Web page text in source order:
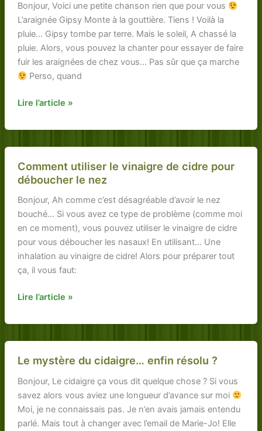
ses
ados
(Ça
marche
aussi
pour
papa
))
Bonjour, Voici une petite chanson rien que pour vous
L’araignée Gipsy Monte à la gouttière. Tiens ! Voilà la
pluie… Gipsy tombe par terre. Mais le soleil, A chassé la
pluie. Alors, vous pouvez la chanter pour essayer de faire
fuir les araignées de chez vous… Pas sûr que ça marche
Perso, quand
Si
n’aimez
pas
araignées,
voici
un
répulsif
naturel…
Lire l’article »
Comment utiliser le vinaigre de cidre pour
déboucher le nez
Bonjour, Ah comme c’est désagréable d’avoir le nez
bouché… Si vous avez ce type de problème (comme moi
en ce moment), vous pouvez utiliser le vinaigre de cidre
pour vous déboucher les nasaux! En utilisant… Une
inhalation au vinaigre de cidre! Alors pour préparer tout
ça, il vous faut:
Comment
le
vinaigre
cidre
pour
déboucher
le
nez
Lire l’article »
Le mystère du cidaigre… enfin résolu ?
Bonjour, Le cidaigre ça vous dit quelque chose ? Si vous
savez alors vous aviez une longueur d’avance sur moi
Moi, je ne connaissais pas. Je n’en avais jamais entendu
parlé. Mais tout à changer avec l’email de Marie-Jo! Elle